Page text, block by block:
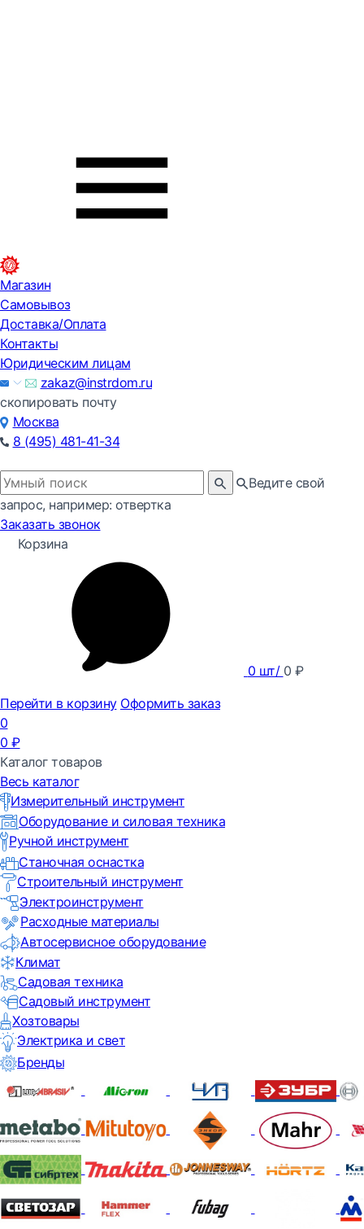
Магазин
Самовывоз
Доставка/Оплата
Контакты
Юридическим лицам
zakaz@instrdom.ru
скопировать почту
Москва
8 (495) 481-41-34
Ведите свой
запрос, например: отвертка
Заказать звонок
Корзина
0 шт/ 0 ₽
Перейти в корзину Оформить заказ
0
0 ₽
Каталог товаров
Весь каталог
Измерительный инструмент
Оборудование и силовая техника
Ручной инструмент
Станочная оснастка
Строительный инструмент
Электроинструмент
Расходные материалы
Автосервисное оборудование
Климат
Садовая техника
Садовый инструмент
Хозтовары
Электрика и свет
Бренды